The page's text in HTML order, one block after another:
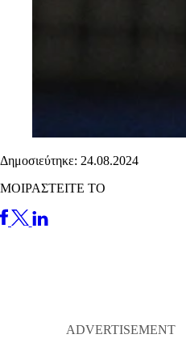
Δημοσιεύτηκε: 24.08.2024
ΜΟΙΡΑΣΤΕΙΤΕ ΤΟ